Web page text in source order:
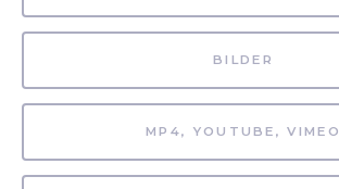
BILDER
MP4, YOUTUBE, VIMEO